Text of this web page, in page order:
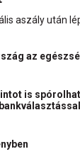
aszály után
az
is